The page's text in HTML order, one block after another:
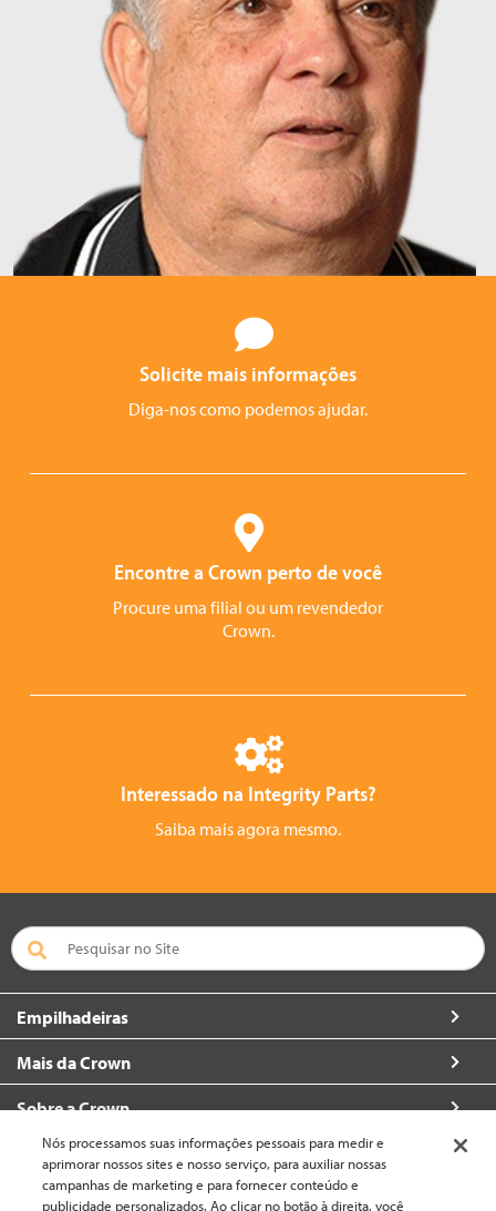
Solicite mais informações
Diga-nos como podemos ajudar.
Encontre a Crown perto de você
Procure uma filial ou um revendedor
Crown.
Interessado na Integrity Parts?
Saiba mais agora mesmo.
Empilhadeiras
Mais da Crown
Sobre a Crown
Contacte
Nós processamos suas informações pessoais para medir e
aprimorar nossos sites e nosso serviço, para auxiliar nossas
campanhas de marketing e para fornecer conteúdo e
publicidade personalizados. Ao clicar no botão à direita, você